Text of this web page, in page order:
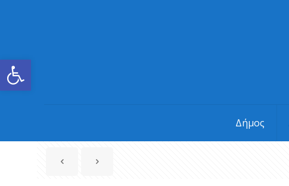
Ανοίξτε τη γραμμή εργαλείων
Δήμος